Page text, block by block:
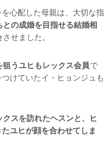
心配した母親は、大切な指
との成婚を目指せる結婚相
させました。
うユヒもレックス会員で
けていたイ・ヒョンジュも
スを訪れたヘスンと、ヒ
ユヒが顔を合わせてしま